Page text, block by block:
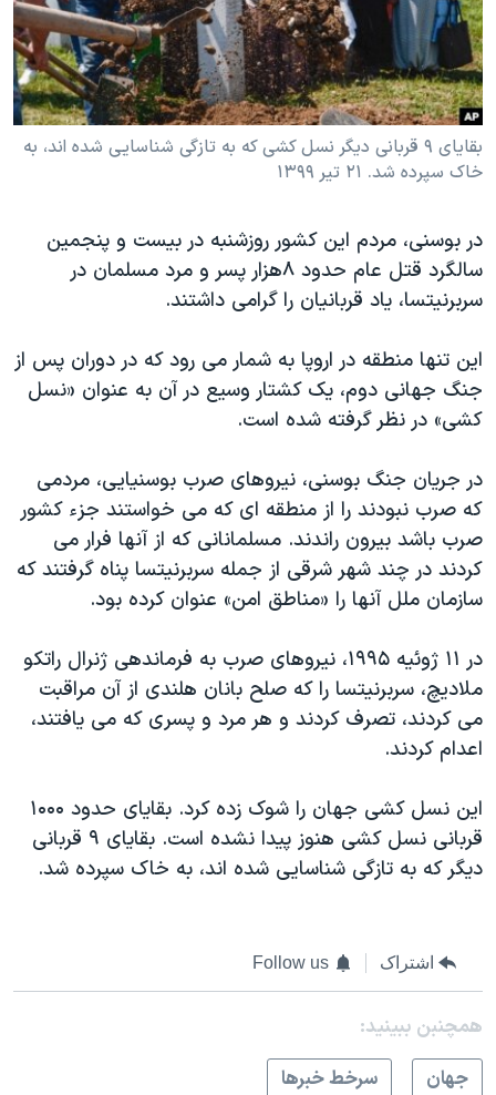
فرهنگ و زندگی
حقوق شهروندی
اقتصادی
علم و فناوری
اسرائیل در جنگ
آرشیو پخش زنده
مستندها
انتخابات ریاست جمهوری آمریکا ۲۰۲۴
حمله جمهوری اسلامی به اسرائیل
رمز مهسا
ورزش زنان در ایران
مجموعه مستندهای دادخواهی
تریبونال مردمی آبان ۹۸
چهل سال گروگان‌گیری
قانون شفافیت دارائی کادر رهبری ایران
اسرائیل در جنگ
نرگس محمدی برنده جایزه نوبل صلح
همایش محافظه‌کاران آمریکا «سی‌پک»
سفر پرزیدنت ترامپ به چین
دنبال کنید
زبانهای مختلف
بقایای ۹ قربانی دیگر نسل کشی که به تازگی شناسایی شده اند، به
خاک سپرده شد. ۲۱ تیر ۱۳۹۹
در بوسنی، مردم این کشور روزشنبه در بیست و پنجمین
سالگرد قتل عام حدود ۸هزار پسر و مرد مسلمان در
سربرنیتسا، یاد قربانیان را گرامی داشتند.
این تنها منطقه در اروپا به شمار می رود که در دوران پس از
جنگ جهانی دوم، یک کشتار وسیع در آن به عنوان «نسل
کشی» در نظر گرفته شده است.
در جریان جنگ بوسنی، نیروهای صرب بوسنیایی، مردمی
که صرب نبودند را از منطقه ای که می خواستند جزء کشور
صرب باشد بیرون راندند. مسلمانانی که از آنها فرار می
کردند در چند شهر شرقی از جمله سربرنیتسا پناه گرفتند که
سازمان ملل آنها را «مناطق امن» عنوان کرده بود.
در ۱۱ ژوئيه ۱۹۹۵، نیروهای صرب به فرماندهی ژنرال راتکو
ملادیچ، سربرنیتسا را که صلح بانان هلندی از آن مراقبت
می کردند، تصرف کردند و هر مرد و پسری که می یافتند،
اعدام کردند.
این نسل کشی جهان را شوک زده کرد. بقایای حدود ۱۰۰۰
قربانی نسل کشی هنوز پیدا نشده است. بقایای ۹ قربانی
دیگر که به تازگی شناسایی شده اند، به خاک سپرده شد.
اشتراک Follow us
همچنبن ببینید:
جهان
سرخط خبرها